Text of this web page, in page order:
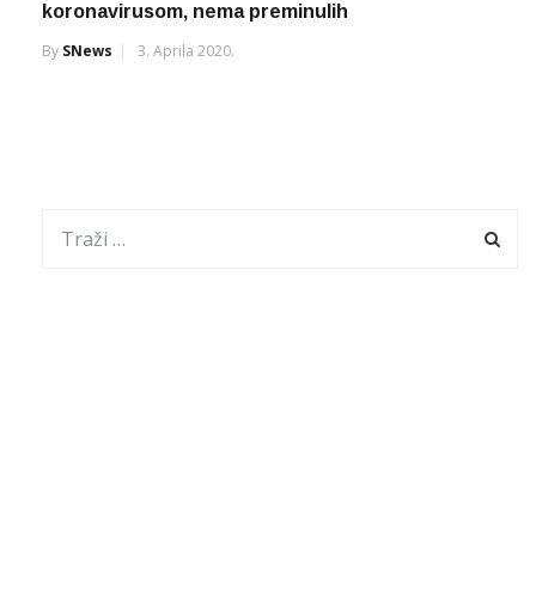
koronavirusom, nema preminulih
By SNews 3. Aprila 2020.